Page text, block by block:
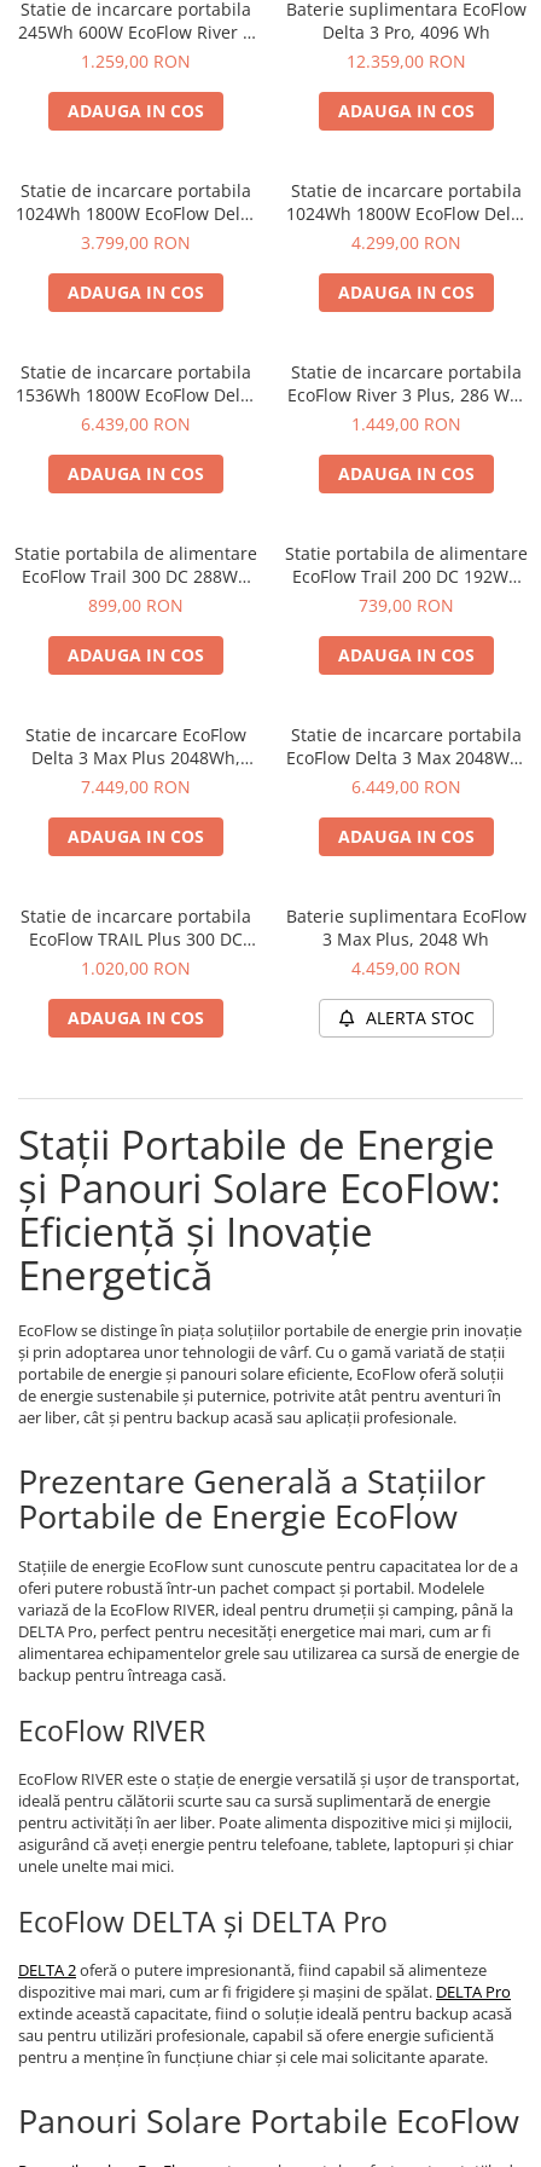
Acumulatori de stocare
Componente sisteme de balcon
Statie de incarcare portabila
245Wh 600W EcoFlow River 3
UPS
1.259,00 RON
ADAUGA IN COS
Baterie suplimentara EcoFlow
Delta 3 Pro, 4096 Wh
12.359,00 RON
ADAUGA IN COS
Statie de incarcare portabila
1024Wh 1800W EcoFlow Delta
3
3.799,00 RON
ADAUGA IN COS
Statie de incarcare portabila
1024Wh 1800W EcoFlow Delta
3 Plus
4.299,00 RON
ADAUGA IN COS
Statie de incarcare portabila
1536Wh 1800W EcoFlow Delta
3 1500
6.439,00 RON
ADAUGA IN COS
Statie de incarcare portabila
EcoFlow River 3 Plus, 286 Wh,
600W
1.449,00 RON
ADAUGA IN COS
Statie portabila de alimentare
EcoFlow Trail 300 DC 288Wh
90K mAh
899,00 RON
ADAUGA IN COS
Statie portabila de alimentare
EcoFlow Trail 200 DC 192Wh
60K mAh
739,00 RON
ADAUGA IN COS
Statie de incarcare EcoFlow
Delta 3 Max Plus 2048Wh,
3000W
7.449,00 RON
ADAUGA IN COS
Statie de incarcare portabila
EcoFlow Delta 3 Max 2048Wh,
2400W
6.449,00 RON
ADAUGA IN COS
Statie de incarcare portabila
EcoFlow TRAIL Plus 300 DC
288Wh, 90.000 mAh
1.020,00 RON
ADAUGA IN COS
Baterie suplimentara EcoFlow
3 Max Plus, 2048 Wh
4.459,00 RON
ALERTA STOC
Stații Portabile de Energie
și Panouri Solare EcoFlow:
Eficiență și Inovație
Energetică
EcoFlow se distinge în piața soluțiilor portabile de energie prin inovație
și prin adoptarea unor tehnologii de vârf. Cu o gamă variată de stații
portabile de energie și panouri solare eficiente, EcoFlow oferă soluții
de energie sustenabile și puternice, potrivite atât pentru aventuri în
aer liber, cât și pentru backup acasă sau aplicații profesionale.
Prezentare Generală a Stațiilor
Portabile de Energie EcoFlow
Stațiile de energie EcoFlow sunt cunoscute pentru capacitatea lor de a
oferi putere robustă într-un pachet compact și portabil. Modelele
variază de la EcoFlow RIVER, ideal pentru drumeții și camping, până la
DELTA Pro, perfect pentru necesități energetice mai mari, cum ar fi
alimentarea echipamentelor grele sau utilizarea ca sursă de energie de
backup pentru întreaga casă.
EcoFlow RIVER
EcoFlow RIVER este o stație de energie versatilă și ușor de transportat,
ideală pentru călătorii scurte sau ca sursă suplimentară de energie
pentru activități în aer liber. Poate alimenta dispozitive mici și mijlocii,
asigurând că aveți energie pentru telefoane, tablete, laptopuri și chiar
unele unelte mai mici.
EcoFlow DELTA și DELTA Pro
DELTA 2oferă o putere impresionantă, fiind capabil să alimenteze
dispozitive mai mari, cum ar fi frigidere și mașini de spălat. DELTA Pro
extinde această capacitate, fiind o soluție ideală pentru backup acasă
sau pentru utilizări profesionale, capabil să ofere energie suficientă
pentru a menține în funcțiune chiar și cele mai solicitante aparate.
Panouri Solare Portabile EcoFlow